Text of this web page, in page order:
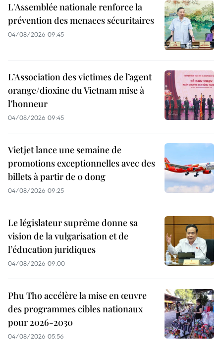
L'Assemblée nationale renforce la
prévention des menaces sécuritaires
04/08/2026 09:45
L’Association des victimes de l’agent
orange/dioxine du Vietnam mise à
l’honneur
04/08/2026 09:45
Vietjet lance une semaine de
promotions exceptionnelles avec des
billets à partir de 0 dong
04/08/2026 09:25
Le législateur suprême donne sa
vision de la vulgarisation et de
l’éducation juridiques
04/08/2026 09:00
Phu Tho accélère la mise en œuvre
des programmes cibles nationaux
pour 2026-2030
04/08/2026 05:56